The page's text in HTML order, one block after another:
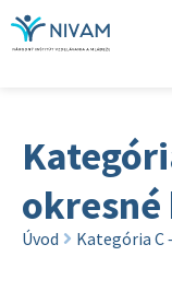
okresné
Úvod Kategória C